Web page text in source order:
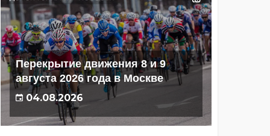
Перекрытие движения 8 и 9
августа 2026 года в Москве
04.08.2026